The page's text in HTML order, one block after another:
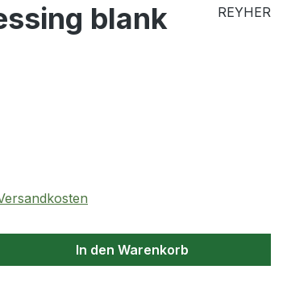
blank
REYHER
Gib den gewünschten Wert
In den Warenkorb